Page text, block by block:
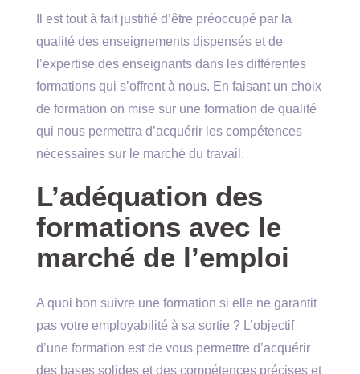
Il est tout à fait justifié d’être préoccupé par la
qualité des enseignements dispensés et de
l’expertise des enseignants dans les différentes
formations qui s’offrent à nous. En faisant un choix
de formation on mise sur une formation de qualité
qui nous permettra d’acquérir les compétences
nécessaires sur le marché du travail.
L’adéquation des
formations avec le
marché de l’emploi
A quoi bon suivre une formation si elle ne garantit
pas votre employabilité à sa sortie ? L’objectif
d’une formation est de vous permettre d’acquérir
des bases solides et des compétences précises et